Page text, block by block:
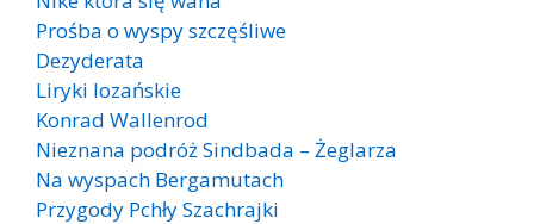
Prośba o wyspy szczęśliwe
Dezyderata
Liryki lozańskie
Konrad Wallenrod
Nieznana podróż Sindbada – Żeglarza
Na wyspach Bergamutach
Przygody Pchły Szachrajki